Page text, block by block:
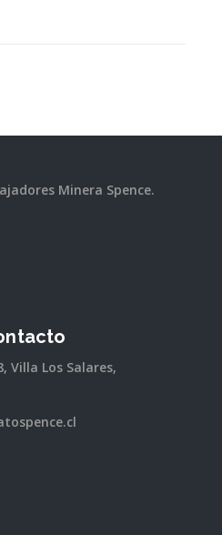
Minera Spence.
Villa Los Salares,